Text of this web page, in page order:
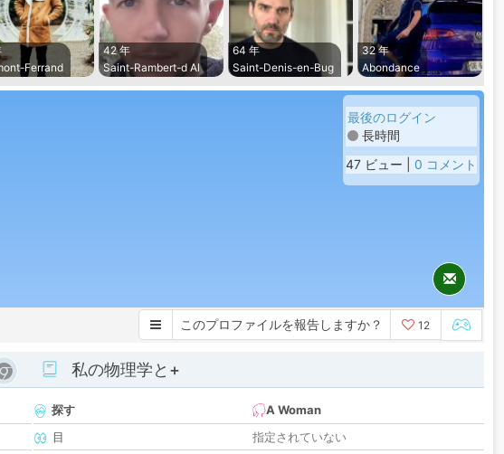
Ferrand
42 年
Saint-Rambert-d Al
64 年
Saint-Denis-en-Bug
32 年
Abondance
最後のログイン
長時間
47 ビュー | 0 コメント
このプロファイルを報告しますか？ 12
私の物理学と+
探す
A Woman
目
指定されていない